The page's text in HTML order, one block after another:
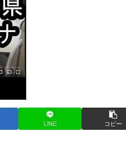
LINE コピー